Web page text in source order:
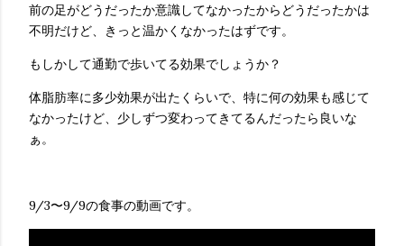
前の足がどうだったか意識してなかったからどうだったかは
不明だけど、きっと温かくなかったはずです。
もしかして通勤で歩いてる効果でしょうか？
体脂肪率に多少効果が出たくらいで、特に何の効果も感じて
なかったけど、少しずつ変わってきてるんだったら良いな
ぁ。
9/3〜9/9の食事の動画です。